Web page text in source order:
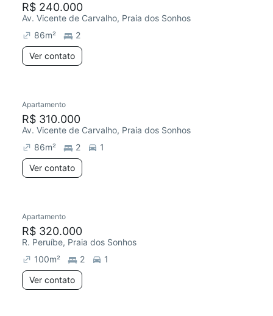
R$ 240.000
Av. Vicente de Carvalho, Praia dos Sonhos
86m²
2
Ver contato
Redecorar
Apartamento
R$ 310.000
Av. Vicente de Carvalho, Praia dos Sonhos
86m² 2
1
Ver contato
Redecorar
Apartamento
R$ 320.000
R. Peruíbe, Praia dos Sonhos
100m² 2
1
Ver contato